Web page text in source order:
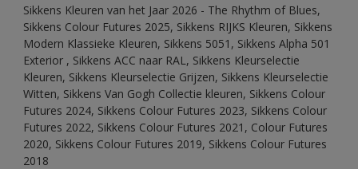
Sikkens Kleuren van het Jaar 2026 - The Rhythm of Blues,
Sikkens Colour Futures 2025, Sikkens RIJKS Kleuren, Sikkens
Modern Klassieke Kleuren, Sikkens 5051, Sikkens Alpha 501
Exterior , Sikkens ACC naar RAL, Sikkens Kleurselectie
Kleuren, Sikkens Kleurselectie Grijzen, Sikkens Kleurselectie
Witten, Sikkens Van Gogh Collectie kleuren, Sikkens Colour
Futures 2024, Sikkens Colour Futures 2023, Sikkens Colour
Futures 2022, Sikkens Colour Futures 2021, Colour Futures
2020, Sikkens Colour Futures 2019, Sikkens Colour Futures
2018